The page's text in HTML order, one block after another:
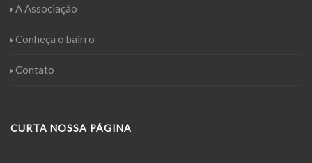
A Associação
Conheça o bairro
Contato
CURTA NOSSA PÁGINA